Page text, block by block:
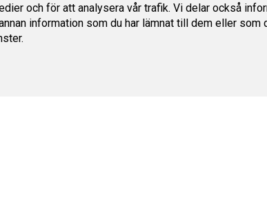
och för att analysera vår trafik. Vi delar också
information som du har lämnat till dem eller som